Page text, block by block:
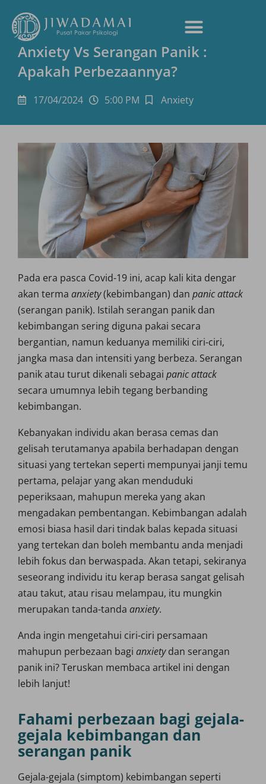
Anxiety Vs Serangan Panik :
Apakah Perbezaannya?
17/04/2024 5:00 PM Anxiety
Pada era pasca Covid-19 ini, acap kali kita dengar
akan terma anxiety(kebimbangan) dan panic attack
(serangan panik). Istilah serangan panik dan
kebimbangan sering diguna pakai secara
bergantian, namun keduanya memiliki ciri-ciri,
jangka masa dan intensiti yang berbeza. Serangan
panik atau turut dikenali sebagai panic attack
secara umumnya lebih tegang berbanding
kebimbangan.
Kebanyakan individu akan berasa cemas dan
gelisah terutamanya apabila berhadapan dengan
situasi yang tertekan seperti mempunyai janji temu
pertama, pelajar yang akan menduduki
peperiksaan, mahupun mereka yang akan
mengadakan pembentangan. Kebimbangan adalah
emosi biasa hasil dari tindak balas kepada situasi
yang tertekan dan boleh membantu anda menjadi
lebih fokus dan berwaspada. Akan tetapi, sekiranya
seseorang individu itu kerap berasa sangat gelisah
atau takut, atau risau melampau, itu mungkin
merupakan tanda-tanda anxiety.
Anda ingin mengetahui ciri-ciri persamaan
mahupun perbezaan bagi anxietydan serangan
panik ini? Teruskan membaca artikel ini dengan
lebih lanjut!
Fahami perbezaan bagi gejala-
gejala kebimbangan dan
serangan panik
Gejala-gejala (simptom) kebimbangan seperti